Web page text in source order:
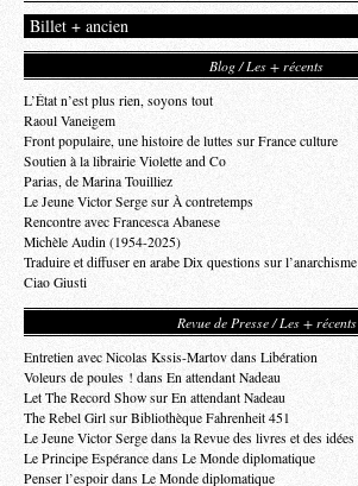
Billet + ancien
Blog / Les + récents
L’État n’est plus rien, soyons tout
Raoul Vaneigem
Front populaire, une histoire de luttes sur France culture
Soutien à la librairie Violette and Co
Parias, de Marina Touilliez
Le Jeune Victor Serge sur À contretemps
Rencontre avec Francesca Abanese
Michèle Audin (1954-2025)
Traduire et diffuser en arabe Dix questions sur l’anarchisme
Ciao Giusti
Revue de Presse / Les + récents
Entretien avec Nicolas Kssis-Martov dans Libération
Voleurs de poules ! dans En attendant Nadeau
Let The Record Show sur En attendant Nadeau
The Rebel Girl sur Bibliothèque Fahrenheit 451
Le Jeune Victor Serge dans la Revue des livres et des idées
Le Principe Espérance dans Le Monde diplomatique
Penser l’espoir dans Le Monde diplomatique